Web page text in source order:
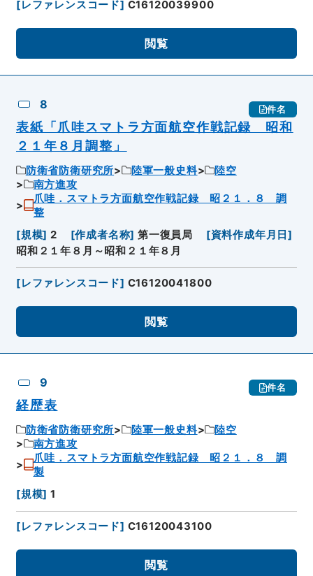
[レファレンスコード] C16120039900
閲覧
8 件名
表紙「爪哇スマトラ方面航空作戦記録 昭和
２１年８月調整」
防衛省防衛研究所 陸軍一般史料
陸空
南方進攻
爪哇．スマトラ方面航空作戦記録 昭２１．８ 調
整
[規模] 2 [作成者名称] 第一復員局 [資料作成年月日]
昭和２１年８月～昭和２１年８月
[レファレンスコード] C16120041800
閲覧
9 件名
経歴表
防衛省防衛研究所 陸軍一般史料
陸空
南方進攻
爪哇．スマトラ方面航空作戦記録 昭２１．８ 調
製
[規模] 1
[レファレンスコード] C16120043100
閲覧